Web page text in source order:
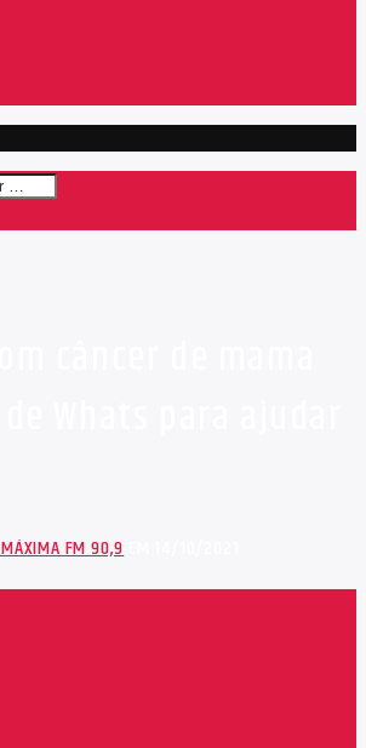
MÁXIMA FM 90,9EM 14/10/2021